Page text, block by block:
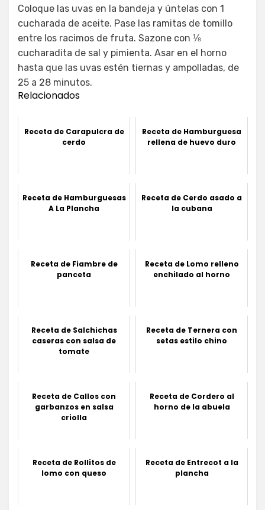
Coloque las uvas en la bandeja y úntelas con 1
cucharada de aceite. Pase las ramitas de tomillo
entre los racimos de fruta. Sazone con ⅛
cucharadita de sal y pimienta. Asar en el horno
hasta que las uvas estén tiernas y ampolladas, de
25 a 28 minutos.
Relacionados
Receta de Carapulcra de
cerdo
Receta de Hamburguesa
rellena de huevo duro
Receta de Hamburguesas
A La Plancha
Receta de Cerdo asado a
la cubana
Receta de Fiambre de
panceta
Receta de Lomo relleno
enchilado al horno
Receta de Salchichas
caseras con salsa de
tomate
Receta de Ternera con
setas estilo chino
Receta de Callos con
garbanzos en salsa
criolla
Receta de Cordero al
horno de la abuela
Receta de Rollitos de
lomo con queso
Receta de Entrecot a la
plancha